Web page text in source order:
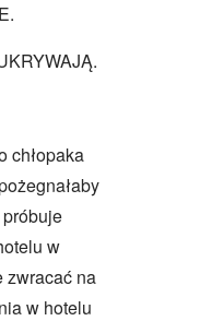
chłopaka
w
zwracać na
w hotelu